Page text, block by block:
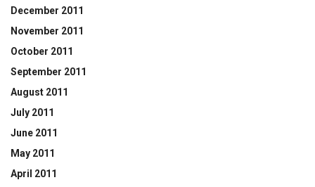
December 2011
November 2011
October 2011
September 2011
August 2011
July 2011
June 2011
May 2011
April 2011